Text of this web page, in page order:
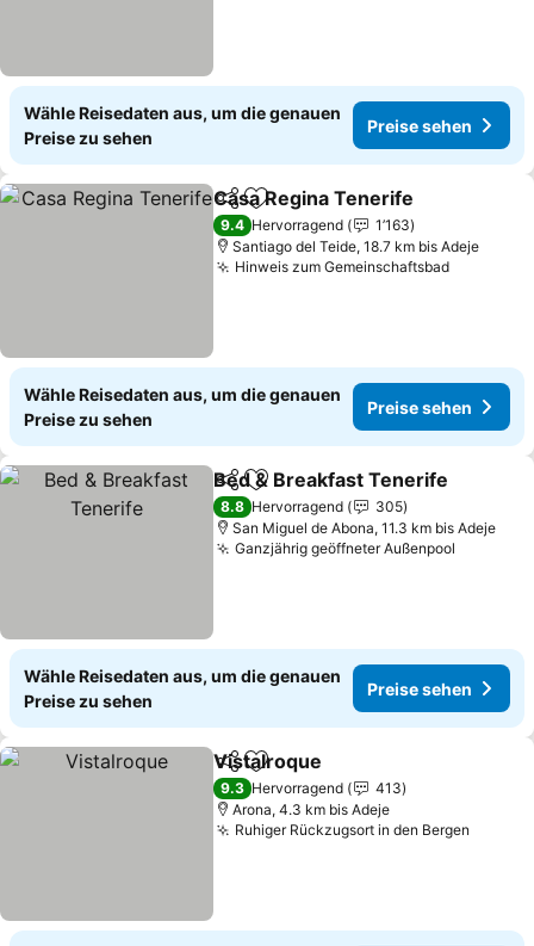
Wähle Reisedaten aus, um die genauen
Preise zu sehen
Preise sehen
TeilenZu Favoriten hinzufügen
Casa Regina Tenerife
9.4 Hervorragend
1’163
Santiago del Teide, 18.7 km bis Adeje
Hinweis zum Gemeinschaftsbad
Wähle Reisedaten aus, um die genauen
Preise zu sehen
Preise sehen
TeilenZu Favoriten hinzufügen
Bed & Breakfast Tenerife
8.8 Hervorragend
305
San Miguel de Abona, 11.3 km bis Adeje
Ganzjährig geöffneter Außenpool
Wähle Reisedaten aus, um die genauen
Preise zu sehen
Preise sehen
TeilenZu Favoriten hinzufügen
Vistalroque
9.3 Hervorragend
413
Arona, 4.3 km bis Adeje
Ruhiger Rückzugsort in den Bergen